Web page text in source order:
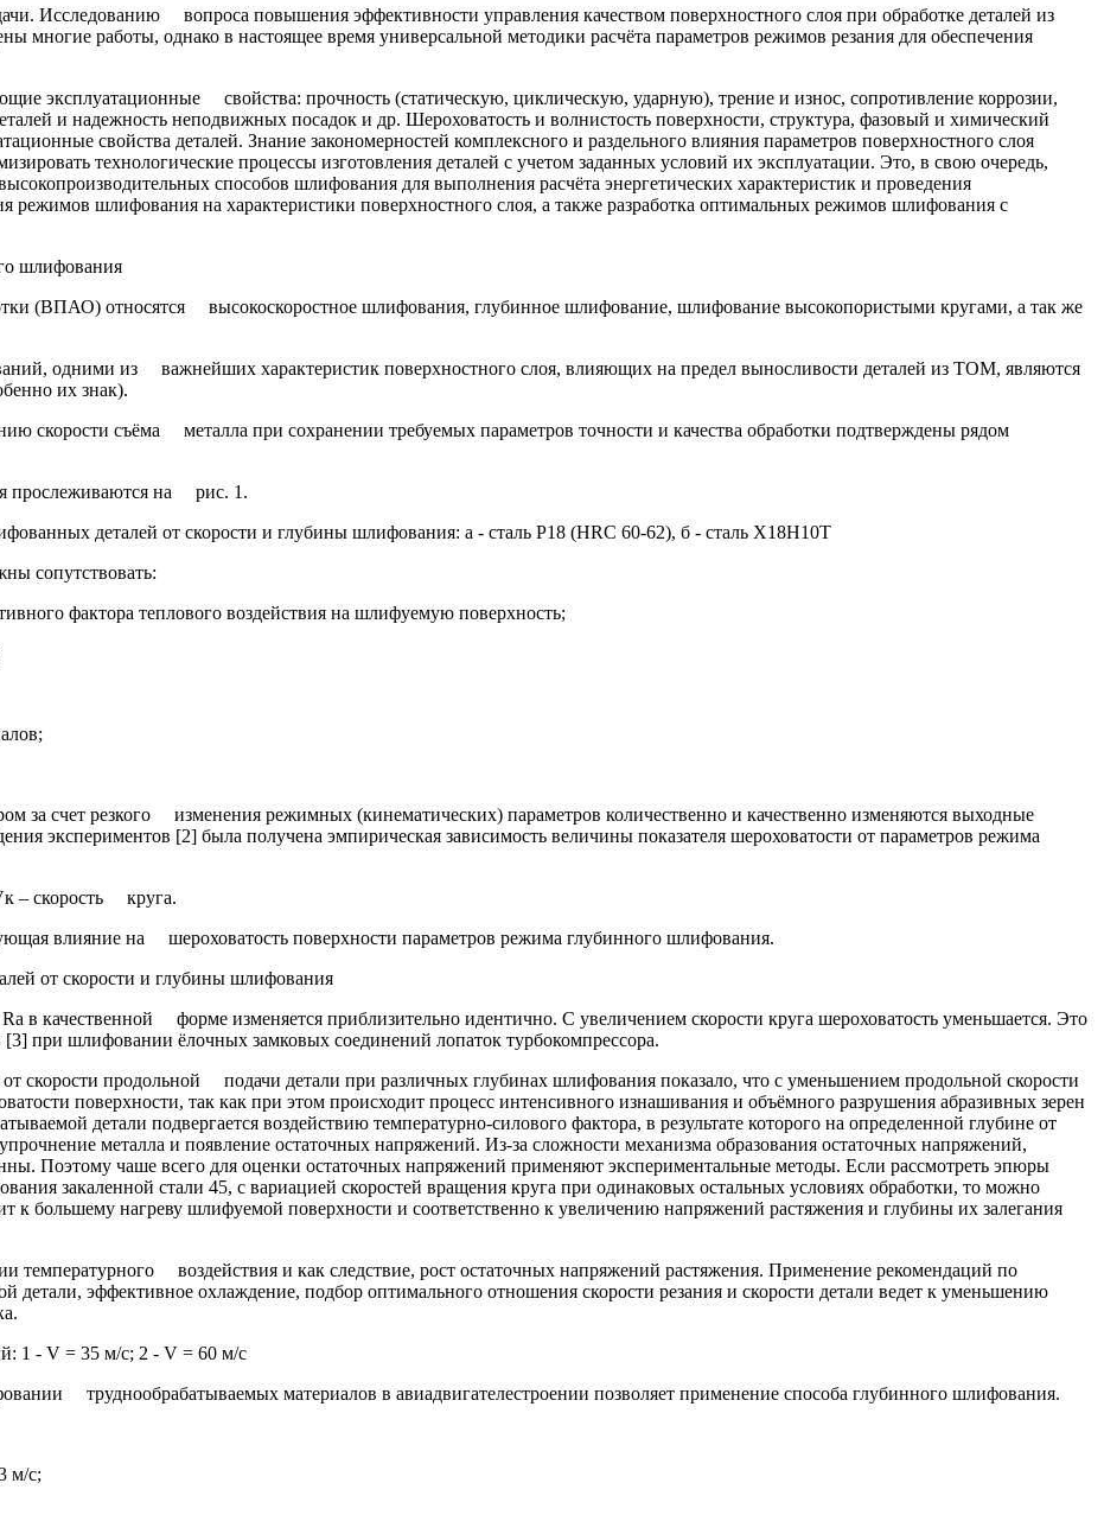
Исследованию вопроса повышения эффективности управления качеством поверхностного слоя при обработке деталей из
многие работы, однако в настоящее время универсальной методики расчёта параметров режимов резания для обеспечения
эксплуатационные свойства: прочность (статическую, циклическую, ударную), трение и износ, сопротивление коррозии,
и надежность неподвижных посадок и др. Шероховатость и волнистость поверхности, структура, фазовый и химический
свойства деталей. Знание закономерностей комплексного и раздельного влияния параметров поверхностного слоя
технологические процессы изготовления деталей с учетом заданных условий их эксплуатации. Это, в свою очередь,
способов шлифования для выполнения расчёта энергетических характеристик и проведения
режимов шлифования на характеристики поверхностного слоя, а также разработка оптимальных режимов шлифования с
шлифования
(ВПАО) относятся высокоскоростное шлифования, глубинное шлифование, шлифование высокопористыми кругами, а так же
одними из важнейших характеристик поверхностного слоя, влияющих на предел выносливости деталей из ТОМ, являются
их знак).
скорости съёма металла при сохранении требуемых параметров точности и качества обработки подтверждены рядом
прослеживаются на рис. 1.
деталей от скорости и глубины шлифования: а - сталь Р18 (HRC 60-62), б - сталь Х18Н10Т
сопутствовать:
фактора теплового воздействия на шлифуемую поверхность;
за счет резкого изменения режимных (кинематических) параметров количественно и качественно изменяются выходные
экспериментов [2] была получена эмпирическая зависимость величины показателя шероховатости от параметров режима
– скорость круга.
влияние на шероховатость поверхности параметров режима глубинного шлифования.
от скорости и глубины шлифования
в качественной форме изменяется приблизительно идентично. С увеличением скорости круга шероховатость уменьшается. Это
[3] при шлифовании ёлочных замковых соединений лопаток турбокомпрессора.
от скорости продольной подачи детали при различных глубинах шлифования показало, что с уменьшением продольной скорости
поверхности, так как при этом происходит процесс интенсивного изнашивания и объёмного разрушения абразивных зерен
детали подвергается воздействию температурно-силового фактора, в результате которого на определенной глубине от
металла и появление остаточных напряжений. Из-за сложности механизма образования остаточных напряжений,
Поэтому чаше всего для оценки остаточных напряжений применяют экспериментальные методы. Если рассмотреть эпюры
закаленной стали 45, с вариацией скоростей вращения круга при одинаковых остальных условиях обработки, то можно
к большему нагреву шлифуемой поверхности и соответственно к увеличению напряжений растяжения и глубины их залегания
температурного воздействия и как следствие, рост остаточных напряжений растяжения. Применение рекомендаций по
детали, эффективное охлаждение, подбор оптимального отношения скорости резания и скорости детали ведет к уменьшению
1 - V = 35 м/с; 2 - V = 60 м/с
труднообрабатываемых материалов в авиадвигателестроении позволяет применение способа глубинного шлифования.
м/с;